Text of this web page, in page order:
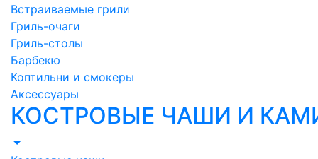
Встраиваемые грили
Гриль-очаги
Гриль-столы
Барбекю
Коптильни и смокеры
Аксессуары
КОСТРОВЫЕ ЧАШИ И